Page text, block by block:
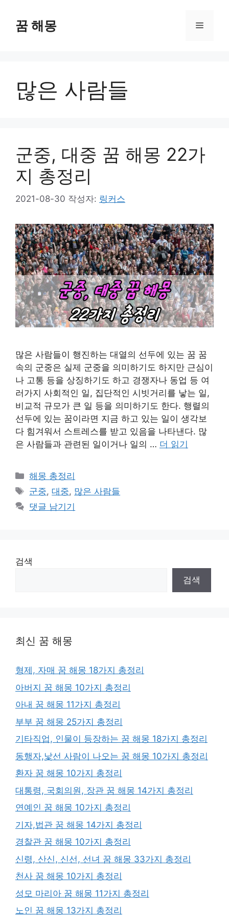
꿈 해몽 메
많은 사람들
군중, 대중 꿈 해몽 22가
지 총정리
2021-08-30 작성자: 링커스
많은 사람들이 행진하는 대열의 선두에 있는 꿈 꿈
속의 군중은 실제 군중을 의미하기도 하지만 근심이
나 고통 등을 상징하기도 하고 경쟁자나 동업 등 여
러가지 사회적인 일, 집단적인 시빗거리를 낳는 일,
비교적 규모가 큰 일 등을 의미하기도 한다. 행렬의
선두에 있는 꿈이라면 지금 하고 있는 일이 생각보
다 힘겨워서 스트레스를 받고 있음을 나타낸다. 많
은 사람들과 관련된 일이거나 일의 … 더 읽기
카
테
리
해몽 총정리
태
그
군중,대중, 많은 사람들
댓글 남기기
검색
검색
최신 꿈 해몽
형제, 자매 꿈 해몽 18가지 총정리
아버지 꿈 해몽 10가지 총정리
아내 꿈 해몽 11가지 총정리
부부 꿈 해몽 25가지 총정리
기타직업, 인물이 등장하는 꿈 해몽 18가지 총정리
동행자,낯선 사람이 나오는 꿈 해몽 10가지 총정리
환자 꿈 해몽 10가지 총정리
대통령, 국회의원, 장관 꿈 해몽 14가지 총정리
연예인 꿈 해몽 10가지 총정리
기자,법관 꿈 해몽 14가지 총정리
경찰관 꿈 해몽 10가지 총정리
신령, 산신, 신선, 선녀 꿈 해몽 33가지 총정리
천사 꿈 해몽 10가지 총정리
성모 마리아 꿈 해몽 11가지 총정리
노인 꿈 해몽 13가지 총정리